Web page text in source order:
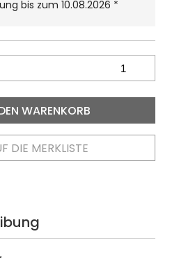
bis zum 10.08.2026 *
WARENKORB
DIE MERKLISTE